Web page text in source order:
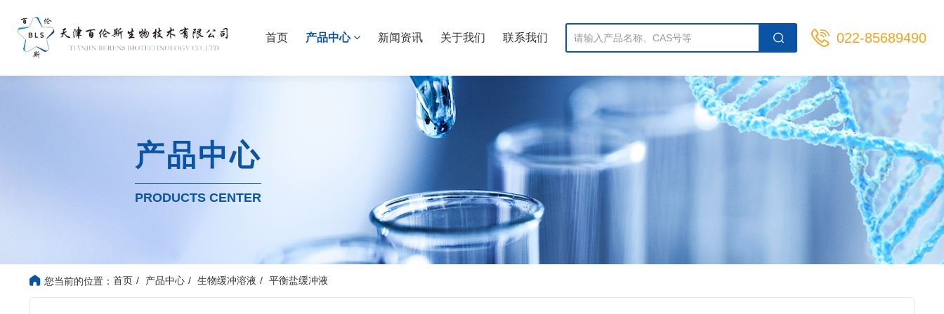
首页 产品中心 新闻资讯 关于我们 联系我们 022-85689490
产品中心
PRODUCTS CENTER
您当前的位置： 首页 产品中心 生物缓冲溶液 平衡盐缓冲液